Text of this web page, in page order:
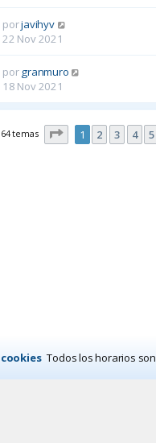
porjavihyv
22 Nov 2021
porgranmuro
18 Nov 2021
temas Página1 de 11
1 2 3 4 5
Todos los horarios son